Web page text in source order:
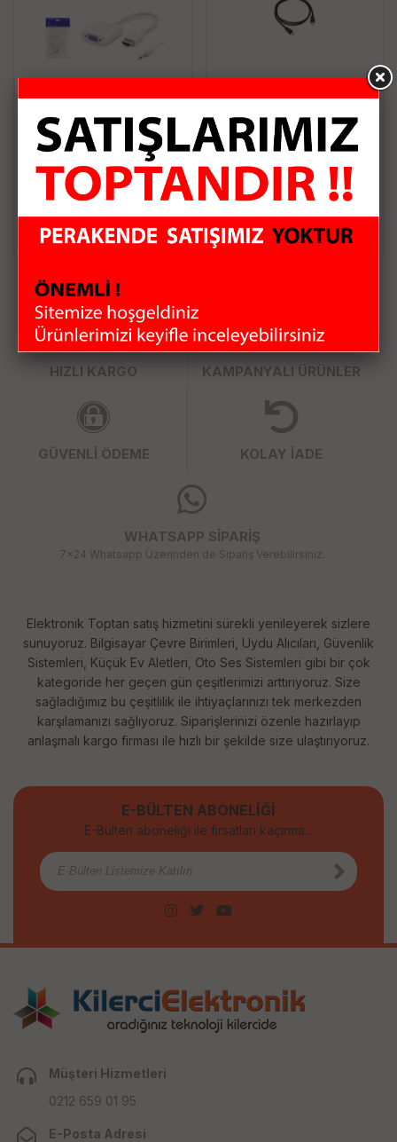
To Vga F Çevirici 1080P
+ Audio Beyaz
85.95 TL
Sepete Ekle
57.30 TL
Sepete Ekle
HIZLI KARGO KAMPANYALI ÜRÜNLER
GÜVENLİ ÖDEME KOLAY İADE
WHATSAPP SİPARİŞ
7x24 Whatsapp Üzerinden de Sipariş Verebilirsiniz.
Elektronik Toptan satış hizmetini sürekli yenileyerek sizlere
sunuyoruz. Bilgisayar Çevre Birimleri, Uydu Alıcıları, Güvenlik
Sistemleri, Küçük Ev Aletleri, Oto Ses Sistemleri gibi bir çok
kategoride her geçen gün çeşitlerimizi arttırıyoruz. Size
sağladığımız bu çeşitlilik ile ihtiyaçlarınızı tek merkezden
karşılamanızı sağlıyoruz. Siparişlerinizi özenle hazırlayıp
anlaşmalı kargo firması ile hızlı bir şekilde size ulaştırıyoruz.
E-BÜLTEN ABONELİĞİ
E-Bülten aboneliği ile fırsatları kaçırma...
Müşteri Hizmetleri
0212 659 01 95
E-Posta Adresi